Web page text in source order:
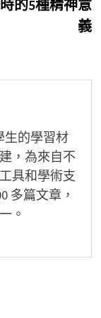
的5種精神意
義
生的學習材
，為來自不
具和學術支
多篇文章，
。